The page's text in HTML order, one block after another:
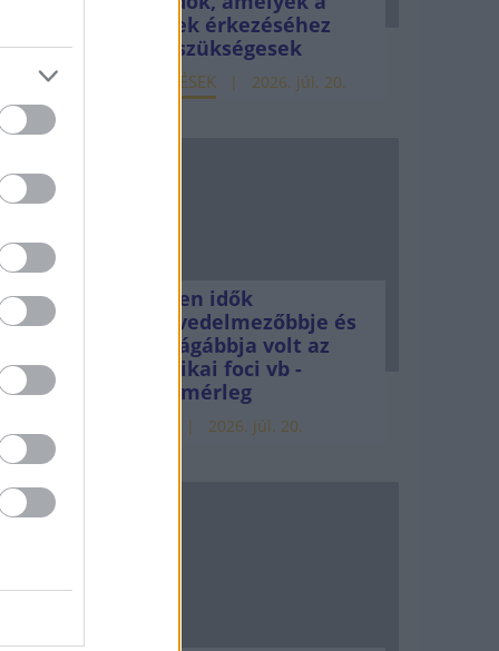
pénzek érkezéséhez
még szükségesek
ELEMZÉSEK 2026. júl. 20.
Minden idők
legjövedelmezőbbje és
legdrágábbja volt az
amerikai foci vb -
gyorsmérleg
2026. júl. 20.